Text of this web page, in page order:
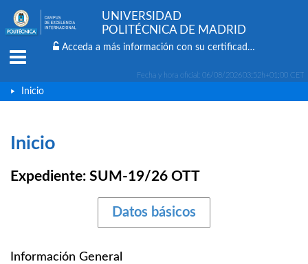
Fecha y hora oficial: 06/08/202603:52h+01:00 CET
UNIVERSIDAD
POLITÉCNICA DE MADRID
Acceda a más información con su certificado digital
Inicio
Inicio
Expediente: SUM-19/26 OTT
Datos básicos
Información General